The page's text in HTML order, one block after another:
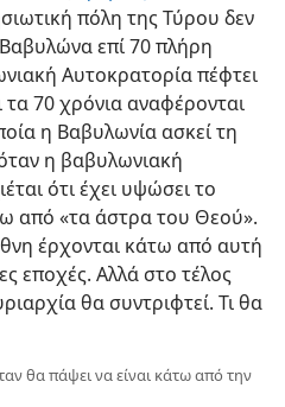
πόλη της Τύρου δεν
επί 70 πλήρη
Αυτοκρατορία πέφτει
τα 70 χρόνια αναφέρονται
η Βαβυλωνία ασκεί τη
η βαβυλωνιακή
ότι έχει υψώσει το
από «τα άστρα του Θεού».
έρχονται κάτω από αυτή
εποχές. Αλλά στο τέλος
θα συντριφτεί. Τι θα
θα πάψει να είναι κάτω από την